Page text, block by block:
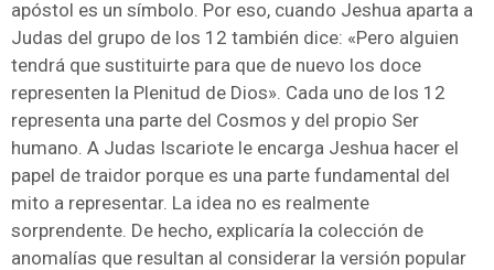
apóstol es un símbolo. Por eso, cuando Jeshua aparta a
Judas del grupo de los 12 también dice: «Pero alguien
tendrá que sustituirte para que de nuevo los doce
representen la Plenitud de Dios». Cada uno de los 12
representa una parte del Cosmos y del propio Ser
humano. A Judas Iscariote le encarga Jeshua hacer el
papel de traidor porque es una parte fundamental del
mito a representar. La idea no es realmente
sorprendente. De hecho, explicaría la colección de
anomalías que resultan al considerar la versión popular